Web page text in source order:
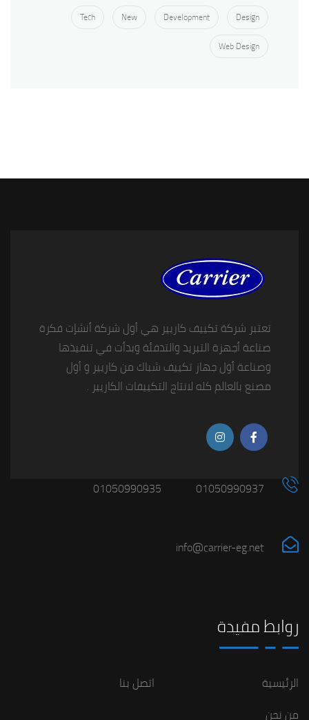
Design
Development
New
Tech
Web Design
تعتبر شركة تكييف كاريير هي أول شركة أنشإت فكرة
صناعة أجهزة التبريد والتدفئة وبدأت في تنفيذها
وصناعة أول جهاز تكييف شباك من كاريير و أول
مصنع بالعالم كله لانتاج التكييفات الكاريير .
01050990937
01050990935
info@carrier-eg.net
روابط مفيدة
اتصل بنا
الرئيسية
من نحن